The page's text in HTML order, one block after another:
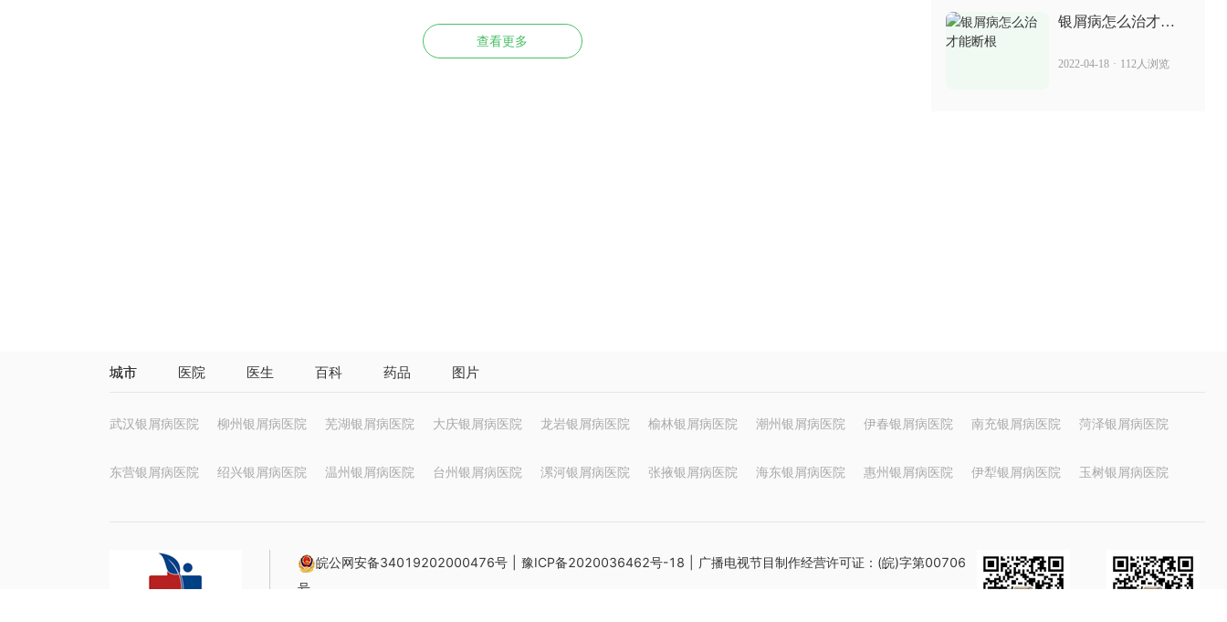
查看更多
银屑病怎么治才能
2022-04-18 · 112人浏览
城市 医院 医生 百科 药品 图片
武汉银屑病医院 柳州银屑病医院 芜湖银屑病医院 大庆银屑病医院 龙岩银屑病医院 榆林银屑病医院 潮州银屑病医院 伊春银屑病医院 南充银屑病医院 菏泽银屑病医院
东营银屑病医院 绍兴银屑病医院 温州银屑病医院 台州银屑病医院 漯河银屑病医院 张掖银屑病医院 海东银屑病医院 惠州银屑病医院 伊犁银屑病医院 玉树银屑病医院
皖公网安备34019202000476号 豫ICP备2020036462号-18
| 广播电视节目制作经营许可证：(皖)字第00706
号